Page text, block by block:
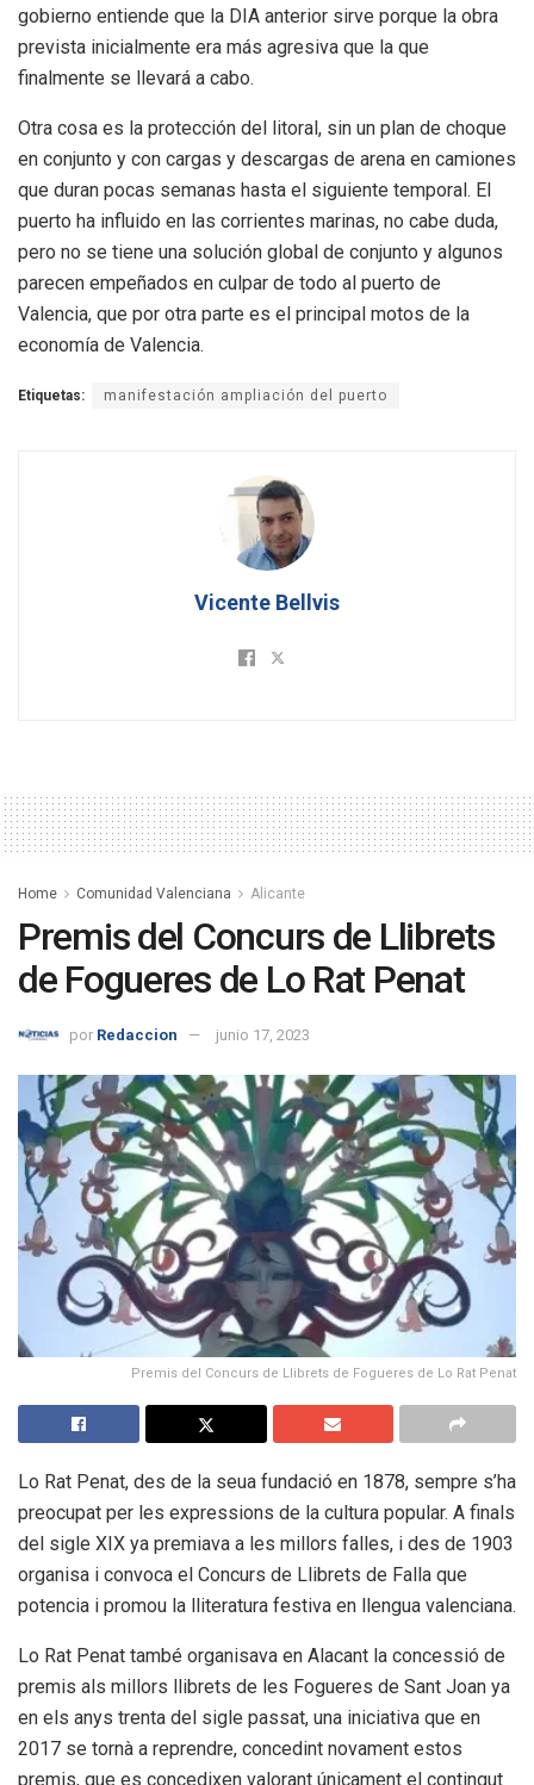
gobierno entiende que la DIA anterior sirve porque la obra
prevista inicialmente era más agresiva que la que
finalmente se llevará a cabo.
Otra cosa es la protección del litoral, sin un plan de choque
en conjunto y con cargas y descargas de arena en camiones
que duran pocas semanas hasta el siguiente temporal. El
puerto ha influido en las corrientes marinas, no cabe duda,
pero no se tiene una solución global de conjunto y algunos
parecen empeñados en culpar de todo al puerto de
Valencia, que por otra parte es el principal motos de la
economía de Valencia.
Etiquetas: manifestación ampliación del puerto
Vicente Bellvis
Home Comunidad Valenciana Alicante
Premis del Concurs de Llibrets
de Fogueres de Lo Rat Penat
por Redaccion junio 17, 2023
Premis del Concurs de Llibrets de Fogueres de Lo Rat Penat
Lo Rat Penat, des de la seua fundació en 1878, sempre s’ha
preocupat per les expressions de la cultura popular. A finals
del sigle XIX ya premiava a les millors falles, i des de 1903
organisa i convoca el Concurs de Llibrets de Falla que
potencia i promou la lliteratura festiva en llengua valenciana.
Lo Rat Penat també organisava en Alacant la concessió de
premis als millors llibrets de les Fogueres de Sant Joan ya
en els anys trenta del sigle passat, una iniciativa que en
2017 se tornà a reprendre, concedint novament estos
premis, que es concedixen valorant únicament el contingut